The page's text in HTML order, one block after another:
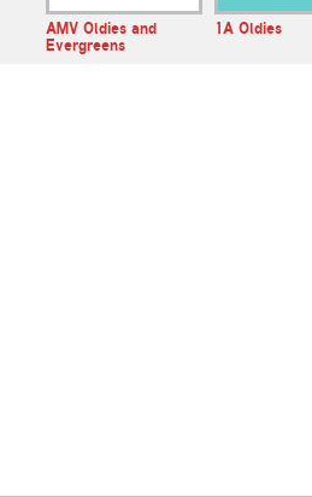
AMV Oldies and
Evergreens
1A Oldies